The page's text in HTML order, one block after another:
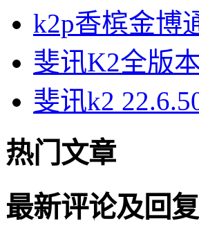
k2p香槟金博
斐讯K2全版
斐讯k2
热门文章
最新评论及回复